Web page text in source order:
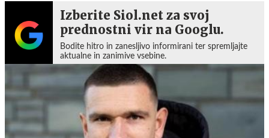
Izberite Siol.net za svoj
prednostni vir na Googlu.
Bodite hitro in zanesljivo informirani ter spremljajte
aktualne in zanimive vsebine.